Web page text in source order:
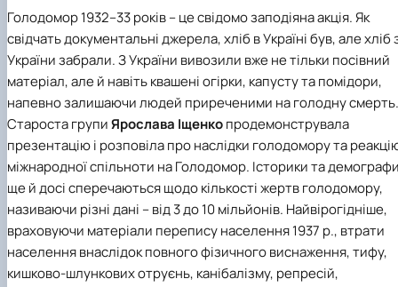
Голодомор 1932–33 років – це свідомо заподіяна акція. Як
свідчать документальні джерела, хліб в Україні був, але хліб
України забрали. З України вивозили вже не тільки посівний
матеріал, але й навіть квашені огірки, капусту та помідори,
напевно залишаючи людей приреченими на голодну смерть.
Староста групиЯрослава Іщенкопродемонструвала
презентацію і розповіла про наслідки голодомору та
міжнародної спільноти на Голодомор. Історики та
ще й досі сперечаються щодо кількості жертв голодомору,
називаючи різні дані – від 3 до 10 мільйонів. Найвірогідніше,
враховуючи матеріали перепису населення 1937 р., втрати
населення внаслідок повного фізичного виснаження, тифу,
кишково-шлункових отруєнь, канібалізму, репресій,